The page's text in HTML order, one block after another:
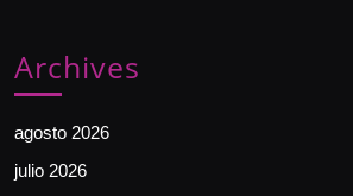
Archives
agosto 2026
julio 2026